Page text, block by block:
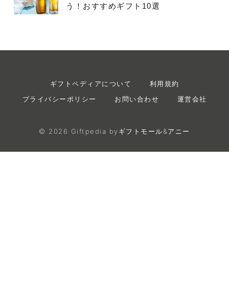
う！おすすめギフト10選
ギフトペディアについて
利用規約
プライバシーポリシー
お問い合わせ 運営会社
© 2026 Giftpedia byギフトモール&アニー